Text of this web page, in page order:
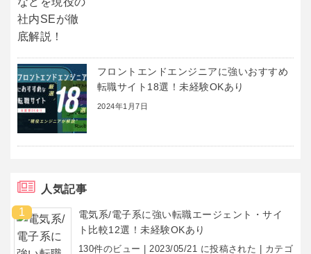
フロントエンドエンジニアに強いおすすめ
転職サイト18選！未経験OKあり
2024年1月7日
人気記事
電気系/電子系に強い転職エージェント・サイ
ト比較12選！未経験OKあり
130件のビュー |2023/05/21 に投稿された カテゴ